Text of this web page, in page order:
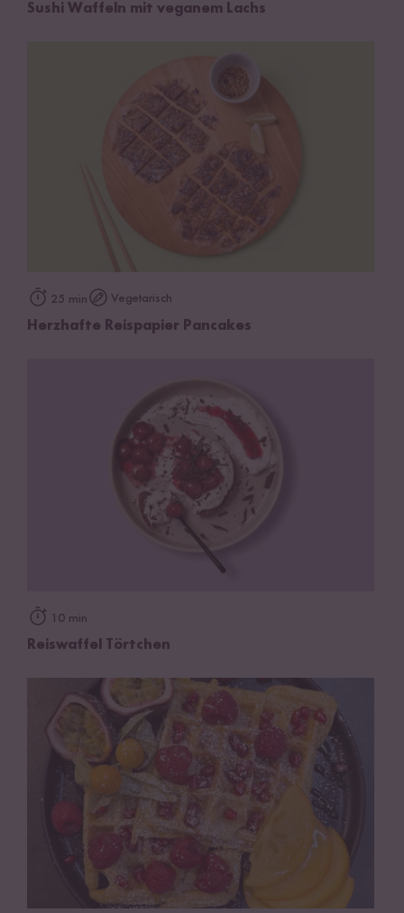
Sushi Waffeln mit veganem Lachs
25 min Vegetarisch
Herzhafte Reispapier Pancakes
10 min
Reiswaffel Törtchen